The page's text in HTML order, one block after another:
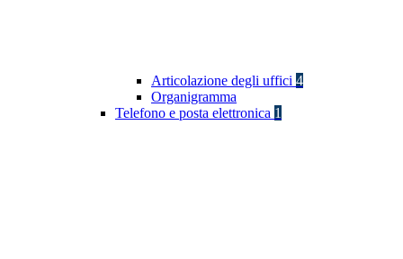
Articolazione degli uffici 4
Organigramma
Telefono e posta elettronica 1